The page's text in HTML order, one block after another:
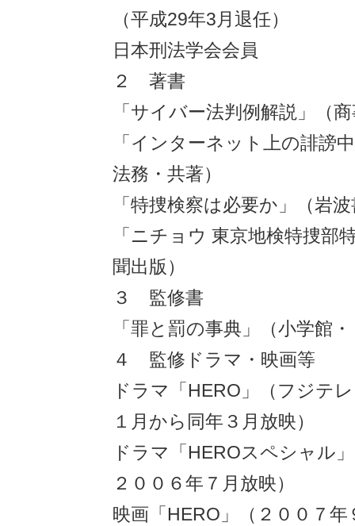
（平成29年3月退任）
日本刑法学会会員
２ 著書
「サイバー法判例解説」（
「インターネット上の誹謗
法務・共著）
「特捜検察は必要か」（岩
「ニチョウ 東京地検特捜部
聞出版）
３ 監修書
「罪と罰の事典」（小学館
４ 監修ドラマ・映画等
ドラマ「HERO」（フジテ
１月から同年３月放映）
ドラマ「HEROスペシャル
２００６年７月放映）
映画「HERO」（２００７年